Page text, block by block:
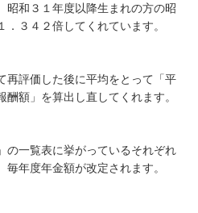
昭和３１年度以降生まれの方の昭
３４２倍してくれています。
再評価した後に平均をとって「平
額」を算出し直してくれます。
の一覧表に挙がっているそれぞれ
年度年金額が改定されます。